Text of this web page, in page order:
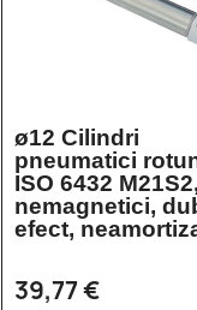
ø12 Cilindri
pneumatici
ISO 6432 M21S2,
nemagnetici,
efect,
39,77 €